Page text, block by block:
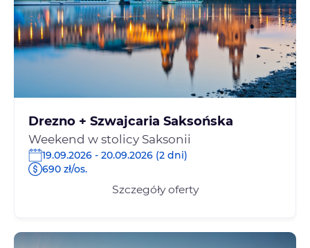
Drezno + Szwajcaria Saksońska
Weekend w stolicy Saksonii
19.09.2026 - 20.09.2026 (2 dni)
690 zł/os.
Szczegóły oferty